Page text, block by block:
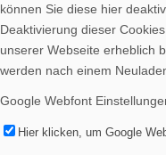
können Sie diese hier
Deaktivierung dieser
unserer Webseite erheblich
werden nach einem
Google Webfont
Hier klicken, um Google